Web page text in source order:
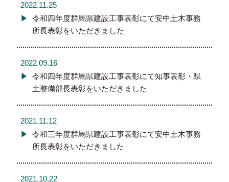
2022.11.25
令和四年度群馬県建設工事表彰にて安中土木事務
所長表彰をいただきました
2022.09.16
令和四年度群馬県建設工事表彰にて知事表彰・県
土整備部長表彰をいただきました
2021.11.12
令和三年度群馬県建設工事表彰にて安中土木事務
所長表彰をいただきました
2021.10.22